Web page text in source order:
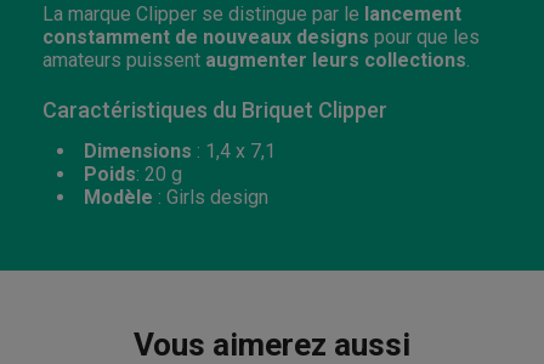
La marque Clipper se distingue par le lancement
constamment de nouveaux designs pour que les
amateurs puissent augmenter leurs collections
Caractéristiques du Briquet Clipper
Dimensions : 1,4 x 7,1
Poids: 20 g
Modèle : Girls design
Vous aimerez aussi